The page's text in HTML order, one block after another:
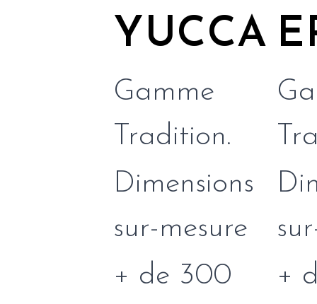
YUCCA
Gamme
Tradition.
Dimensions
sur-mesure
+ de 300
+